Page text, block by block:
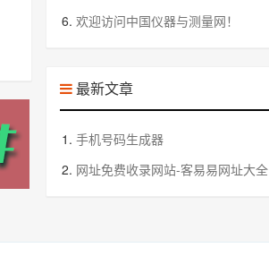
6. 欢迎访问中国仪器与测量网！
最新文章
1. 手机号码生成器
2. 网址免费收录网站-客易易网址大全